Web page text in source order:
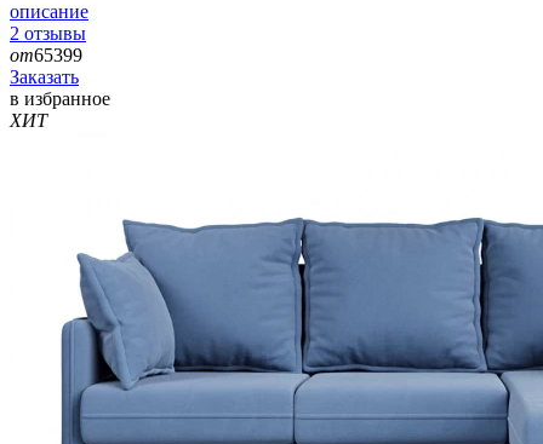
описание
2 отзывы
от65399
Заказать
в избранное
ХИТ